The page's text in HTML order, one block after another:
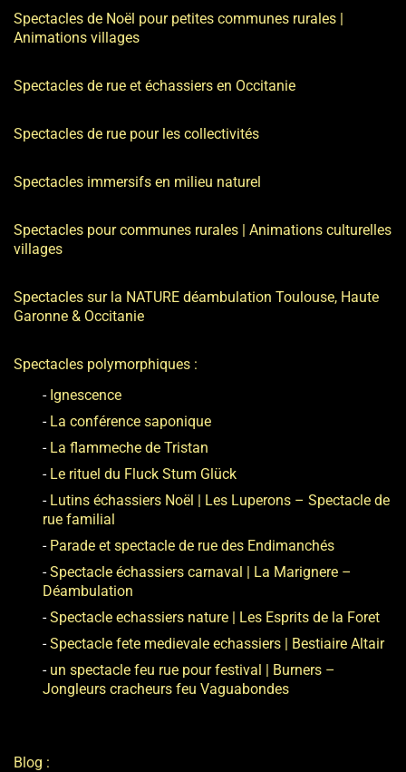
Spectacles de Noël pour petites communes rurales |
Animations villages
Spectacles de rue et échassiers en Occitanie
Spectacles de rue pour les collectivités
Spectacles immersifs en milieu naturel
Spectacles pour communes rurales | Animations culturelles
villages
Spectacles sur la NATURE déambulation Toulouse, Haute
Garonne & Occitanie
Spectacles polymorphiques
Ignescence
La conférence saponique
La flammeche de Tristan
Le rituel du Fluck Stum Glück
Lutins échassiers Noël | Les Luperons – Spectacle de
rue familial
Parade et spectacle de rue des Endimanchés
Spectacle échassiers carnaval | La Marignere –
Déambulation
Spectacle echassiers nature | Les Esprits de la Foret
Spectacle fete medievale echassiers | Bestiaire Altair
un spectacle feu rue pour festival | Burners –
Jongleurs cracheurs feu Vaguabondes
Blog